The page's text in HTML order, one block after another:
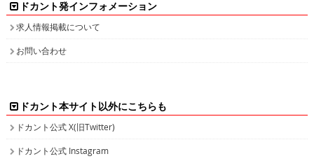
ドカント発インフォメーション
求人情報掲載について
お問い合わせ
ドカント本サイト以外にこちらも
ドカント公式 X(旧Twitter)
ドカント公式 Instagram